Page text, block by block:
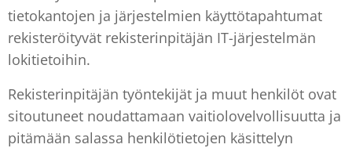
tietokantojen ja järjestelmien käyttötapahtumat
rekisteröityvät rekisterinpitäjän IT-järjestelmän
lokitietoihin.
Rekisterinpitäjän työntekijät ja muut henkilöt ovat
sitoutuneet noudattamaan vaitiolovelvollisuutta ja
pitämään salassa henkilötietojen käsittelyn